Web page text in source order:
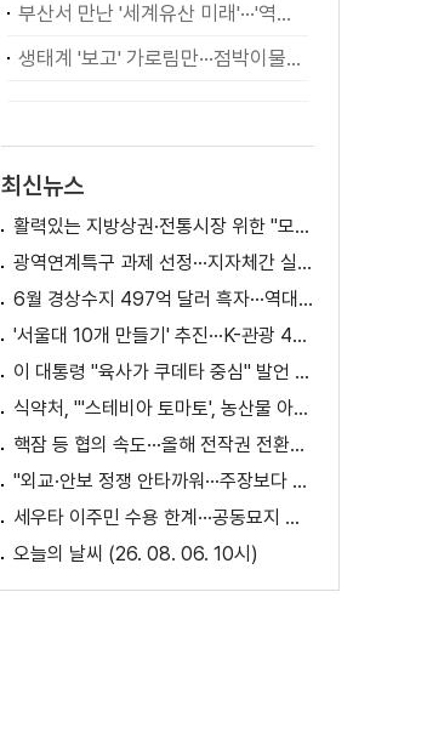
부산서 만난 '세계유산 미래'···'역대 최고·최다' 기록
생태계 '보고' 가로림만···점박이물범 가족 나들이
최신뉴스
활력있는 지방상권·전통시장 위한 "모두의 상권 추진전략"
광역연계특구 과제 선정···지자체간 실증 협력 확대
6월 경상수지 497억 달러 흑자···역대 최대
'서울대 10개 만들기' 추진···K-관광 4천만 시대 준비
이 대통령 "육사가 쿠데타 중심" 발언 의미는?
식약처, "'스테비아 토마토', 농산물 아닌 가공식품"
핵잠 등 협의 속도···올해 전작권 전환시기 결정 추진
"외교·안보 정쟁 안타까워···주장보다 실천 중요"
세우타 이주민 수용 한계···공동묘지 임시 거처 [월드 투데이]
오늘의 날씨 (26. 08. 06. 10시)